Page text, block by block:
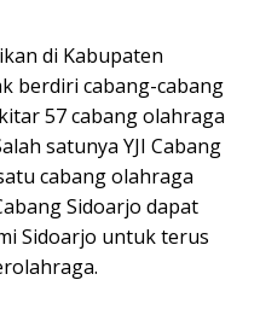
di Kabupaten
berdiri cabang-cabang
57 cabang olahraga
satunya YJI Cabang
cabang olahraga
Sidoarjo dapat
Sidoarjo untuk terus